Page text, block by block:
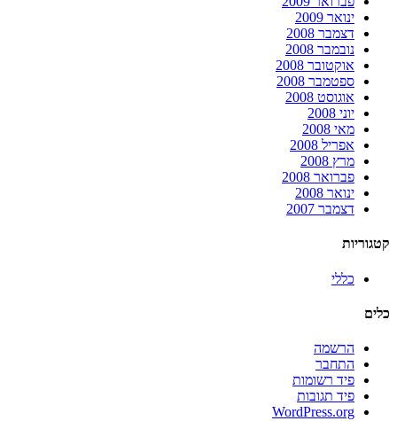
ינואר 2009
דצמבר 2008
נובמבר 2008
אוקטובר 2008
ספטמבר 2008
אוגוסט 2008
יוני 2008
מאי 2008
אפריל 2008
מרץ 2008
פברואר 2008
ינואר 2008
דצמבר 2007
קטגוריות
כללי
כלים
הרשמה
התחבר
פיד רשומות
פיד תגובות
WordPress.org